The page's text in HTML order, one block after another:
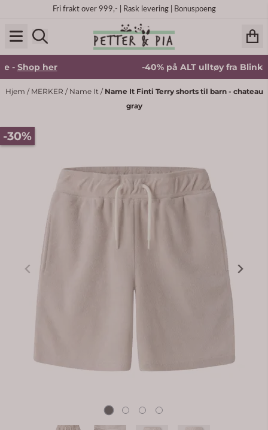
Hopp til innholdFri frakt over 999,- | Rask levering | Bonuspoeng
Shop her -40% på ALT ulltøy fra Blinke -
Hjem / MERKER / Name It / Name It Finti Terry shorts til barn - chateau
gray
-30%